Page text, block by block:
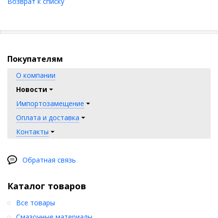
Покупателям
О компании
Новости
Импортозамещение
Оплата и доставка
Контакты
Обратная связь
Каталог товаров
Все товары